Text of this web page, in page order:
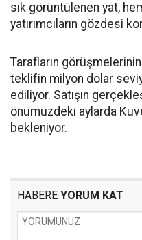
sık görüntülenen yat,
yatırımcıların gözdesi
Tarafların
teklifin milyon dolar
ediliyor. Satışın
önümüzdeki aylarda
bekleniyor.
HABERE YORUM KAT